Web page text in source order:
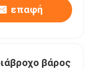
επαφή
βάρος